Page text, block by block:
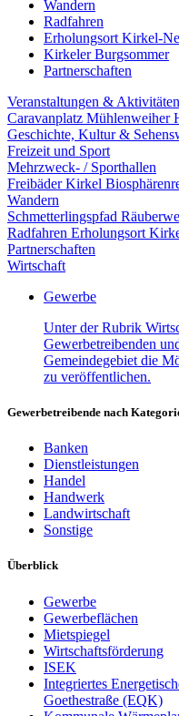
Wandern
Radfahren
Erholungsort Kirkel-
Kirkeler Burgsommer
Partnerschaften
Veranstaltungen & Aktivitäten
Caravanplatz Mühlenweiher
Geschichte, Kultur &
Freizeit und Sport
Mehrzweck- / Sporthallen
Freibäder Kirkel
Wandern
Schmetterlingspfad
Radfahren Erholungsort
Partnerschaften
Wirtschaft
Gewerbe
Unter der Rubrik
Gewerbetreibenden
Gemeindegebiet die
zu veröffentlichen.
Gewerbetreibende nach
Banken
Dienstleistungen
Handel
Handwerk
Landwirtschaft
Sonstige
Überblick
Gewerbe
Gewerbeflächen
Mietspiegel
Wirtschaftsförderung
ISEK
Integriertes
Goethestraße (EQK)